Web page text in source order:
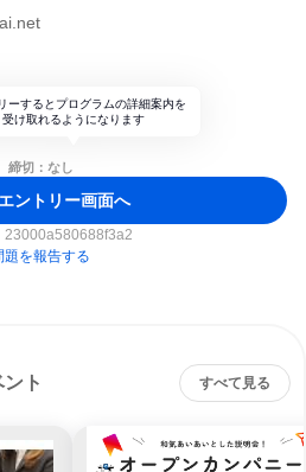
ーするとプログラムの詳細案内を
受け取れるようになります
締切：なし
エントリー画面へ
23000a580688f3a2
題を報告する
ト すべて見る